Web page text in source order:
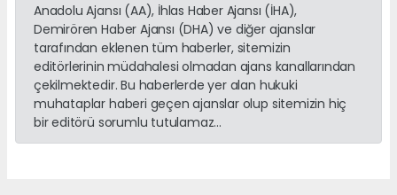
Anadolu Ajansı (AA), İhlas Haber Ajansı (İHA),
Demirören Haber Ajansı (DHA) ve diğer ajanslar
tarafından eklenen tüm haberler, sitemizin
editörlerinin müdahalesi olmadan ajans kanallarından
çekilmektedir. Bu haberlerde yer alan hukuki
muhataplar haberi geçen ajanslar olup sitemizin hiç
bir editörü sorumlu tutulamaz...